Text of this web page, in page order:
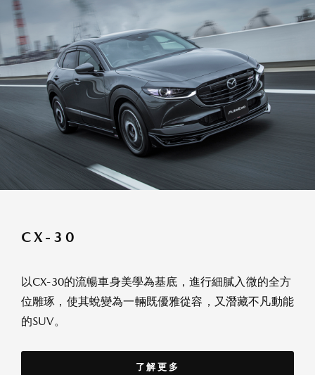
CX-30
以CX-30的流暢車身美學為基底，進行細膩入微的全方
位雕琢，使其蛻變為一輛既優雅從容，又潛藏不凡動能
的SUV。
了解更多